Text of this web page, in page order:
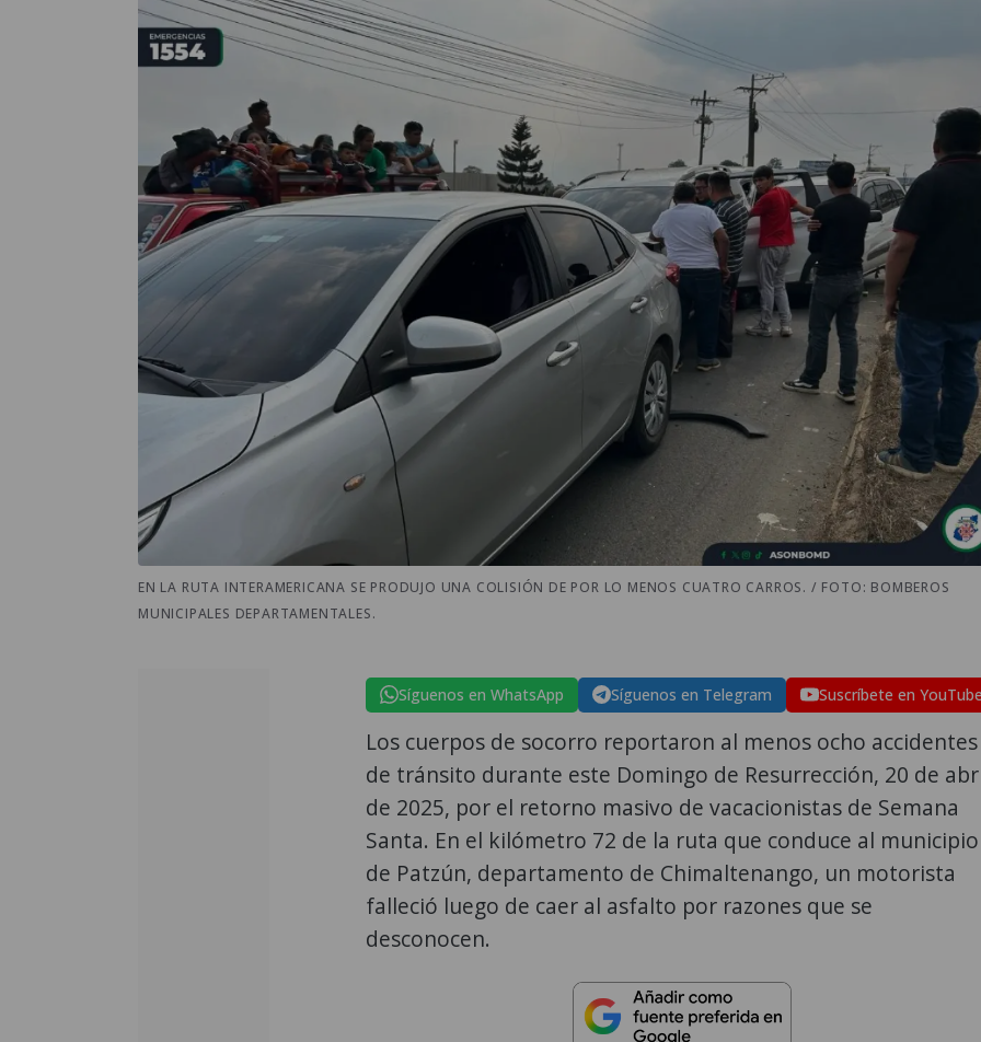
EN LA RUTA INTERAMERICANA SE PRODUJO UNA COLISIÓN DE POR LO MENOS CUATRO CARROS. / FOTO: BOMBEROS
MUNICIPALES DEPARTAMENTALES.
Síguenos en WhatsApp Síguenos en Telegram Suscríbete en
Los cuerpos de socorro reportaron al menos ocho accidentes
de tránsito durante este Domingo de Resurrección, 20 de
de 2025, por el retorno masivo de vacacionistas de Semana
Santa. En el kilómetro 72 de la ruta que conduce al municipio
de Patzún, departamento de Chimaltenango, un motorista
falleció luego de caer al asfalto por razones que se
desconocen.